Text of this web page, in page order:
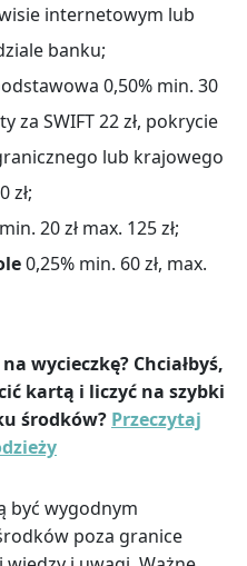
internetowym lub
banku;
0,50% min. 30
za SWIFT 22 zł, pokrycie
lub krajowego
zł;
min. 20 zł max. 125 zł;
0,25% min. 60 zł, max.
wycieczkę? Chciałbyś,
kartą i liczyć na szybki
środków? Przeczytaj
być wygodnym
poza granice